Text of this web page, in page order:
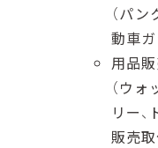
（パ
動⾞ガ
⽤品
（ウ
リー
販売取